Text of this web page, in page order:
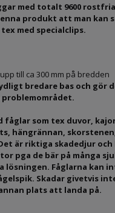
med totalt 9600
produkt att man kan
med specialclips.
till ca 300 mm på bredden
bredare bas och gör
fåglar som tex duvor,
hängrännan,
är riktiga skadedjur och
pga de bär på många
lösningen. Fåglarna kan
Skadar givetvis
plats att landa på.